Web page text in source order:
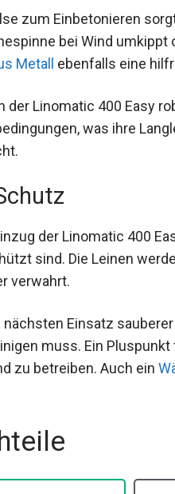
zum Einbetonieren
bei Wind
Metall ebenfalls eine
der Linomatic 400 Easy
was ihre
der Linomatic 400
sind. Die Leinen
verwahrt.
Einsatz
muss. Ein
zu betreiben. Auch ein